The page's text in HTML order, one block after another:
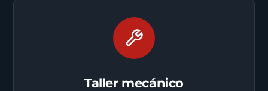
Taller mecánico